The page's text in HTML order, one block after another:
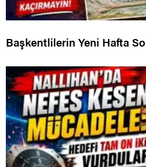
Başkentlilerin Yeni Hafta